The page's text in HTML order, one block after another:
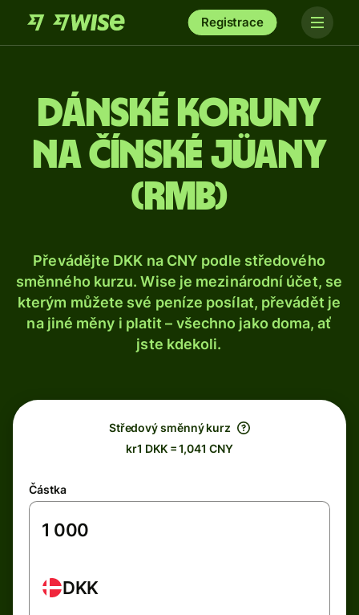
Registrace
Dánské koruny
na čínské jüany
(rmb)
Převádějte DKK na CNY podle středového
směnného kurzu. Wise je mezinárodní účet, se
kterým můžete své peníze posílat, převádět je
na jiné měny i platit – všechno jako doma, ať
jste kdekoli.
Středový směnný kurz
kr1 DKK = 1,041 CNY
Částka
DKK